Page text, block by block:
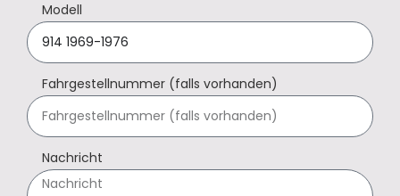
Modell
Fahrgestellnummer (falls vorhanden)
Nachricht